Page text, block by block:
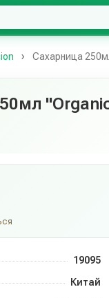
Сахарница
19095
Китай